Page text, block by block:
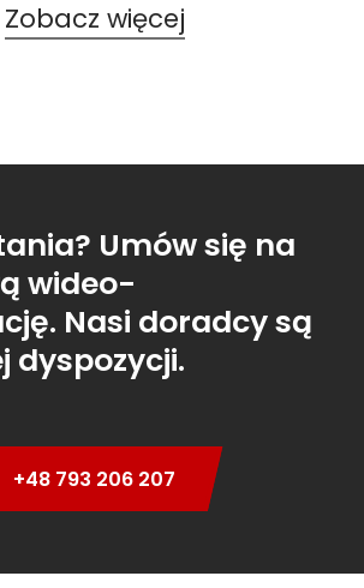
Zobacz więcej
Umów się na
wideo-
Nasi doradcy są
dyspozycji.
+48 793 206 207